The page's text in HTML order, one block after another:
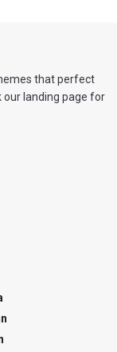
that perfect
our landing page for